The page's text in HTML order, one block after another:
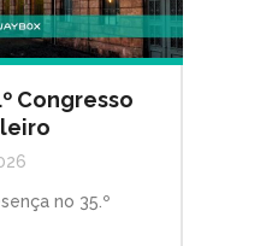
Congresso
no 35.º